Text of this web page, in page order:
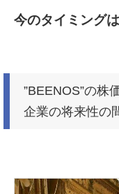
今のタイミング
”BEENOS”の株
企業の将来性の